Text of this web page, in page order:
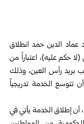
عماد الدين حمد انطلاق
حكم عليه)، اعتباراً من
بريد رأس العين، وذلك
تتوسع الخدمة تدريجياً
أن إطلاق الخدمة يأتي في